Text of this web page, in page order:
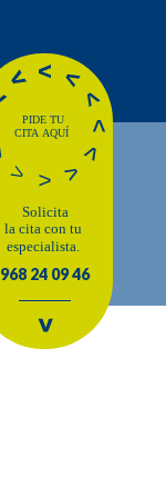
968 24 09 46